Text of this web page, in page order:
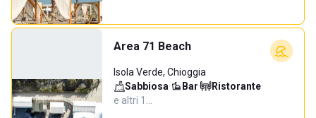
Area 71 Beach
Isola Verde, Chioggia
Sabbiosa· Bar· Ristorante·
e altri 1…